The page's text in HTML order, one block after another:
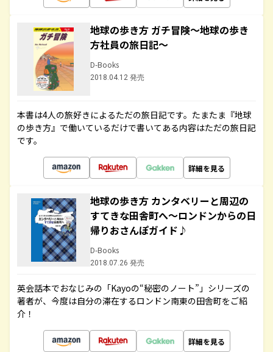
地球の歩き方 ガチ冒険～地球の歩き
方社員の旅日記～
D-Books
2018.04.12 発売
本書は4人の旅好きによるただの旅日記です。たまたま『地球
の歩き方』で働いているだけで書いてある内容はただの旅日記
です。
詳細を見る
地球の歩き方 カンタベリーと周辺の
すてきな田舎町へ～ロンドンからの日
帰りおさんぽガイド♪
D-Books
2018.07.26 発売
英会話本でおなじみの「Kayoの“秘密のノート”」シリーズの
著者が、今度は自分の滞在するロンドン南東の田舎町をご紹
介！
詳細を見る